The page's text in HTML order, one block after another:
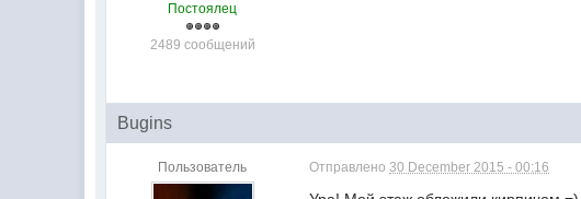
Постоялец
2489 сообщений
Bugins
Пользователь Отправлено30 December 2015 - 00:16